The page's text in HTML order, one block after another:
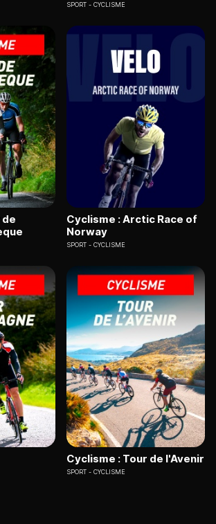
SPORT CYCLISME
de
Cyclisme : Arctic Race of
Norway
SPORT CYCLISME
Cyclisme : Tour de l'Avenir
SPORT CYCLISME